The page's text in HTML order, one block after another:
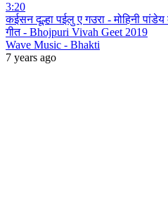
3:20
कईसन दूल्हा पईलु ए गउरा - मोहिनी पांडेय
गीत - Bhojpuri Vivah Geet 2019
Wave Music - Bhakti
7 years ago